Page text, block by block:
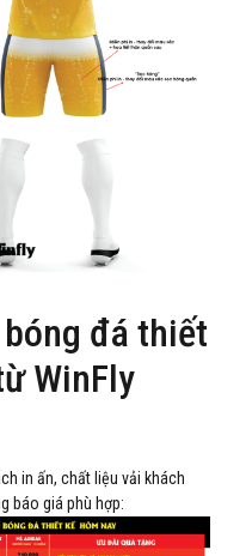
đá thiết
WinFly
in ấn, chất liệu vải khách
báo giá phù hợp: